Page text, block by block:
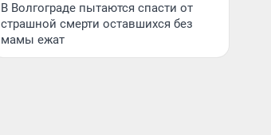
В Волгограде пытаются спасти от
страшной смерти оставшихся без
мамы ежат